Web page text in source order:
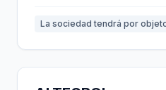
La sociedad tendrá por